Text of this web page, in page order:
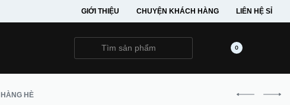
GIỚI THIỆU CHUYỆN KHÁCH HÀNG LIÊN HỆ SỈ
0
HÀNG HÈ